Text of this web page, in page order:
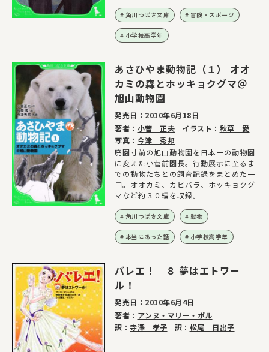
角川つばさ文庫 冒険・スポーツ
小学校高学年
あさひやま動物記（１） オオ
カミの森とホッキョクグマ＠
旭山動物園
発売日： 2010年6月18日
著者： 小菅 正夫 イラスト： 秋草 愛
写真： 今津 秀邦
廃園寸前の旭山動物園を日本一の動物園
に変えた小菅前園長。行動展示に至るま
での動物たちとの飼育記録をまとめた一
冊。オオカミ、カピバラ、ホッキョクグ
マなど約３０編を収録。
角川つばさ文庫 動物
本当にあった話 小学校高学年
バレエ！ ８ 夢はエトワー
ル！
発売日： 2010年6月4日
著者： アンヌ・マリー・ポル
訳：寺澤 孝子 訳： 松尾 日出子